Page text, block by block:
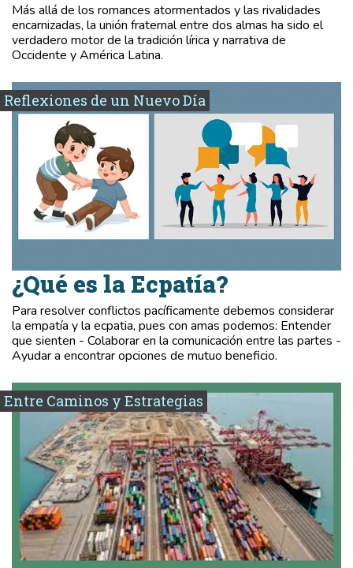
Más allá de los romances atormentados y las rivalidades
encarnizadas, la unión fraternal entre dos almas ha sido el
verdadero motor de la tradición lírica y narrativa de
Occidente y América Latina.
Reflexiones de un Nuevo Día
¿Qué es la Ecpatía?
Para resolver conflictos pacíficamente debemos considerar
la empatía y la ecpatia, pues con amas podemos: Entender
que sienten - Colaborar en la comunicación entre las partes -
Ayudar a encontrar opciones de mutuo beneficio.
Entre Caminos y Estrategias